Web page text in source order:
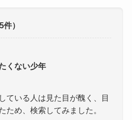
5件）
くない少年
ている人は見た目が醜く、目
ため、検索してみました。